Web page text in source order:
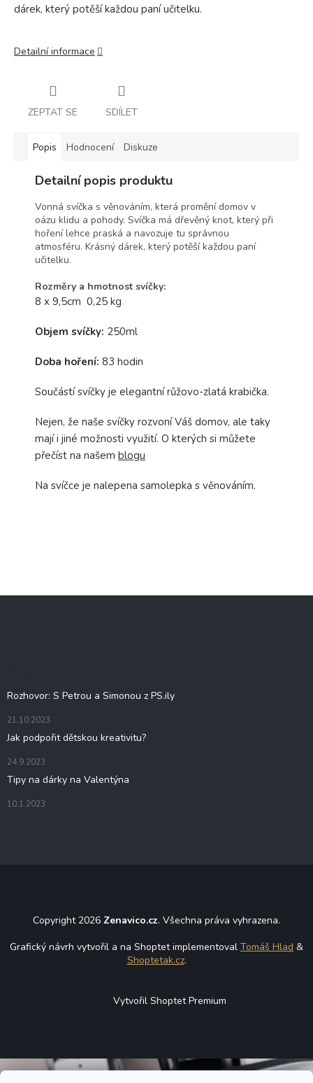
dárek, který potěší každou paní učitelku.
Detailní informace
ZEPTAT SE SDÍLET
Popis Hodnocení Diskuze
Detailní popis produktu
Vonná svíčka s věnováním, která promění domov v
oázu klidu a pohody. Svíčka má dřevěný knot, který při
hoření lehce praská a navozuje tu správnou
atmosféru. Krásný dárek, který potěší každou paní
učitelku.
Rozměry a hmotnost svíčky:
8 x 9,5cm 0,25 kg
Objem svíčky: 250ml
Doba hoření: 83 hodin
Součástí svíčky je elegantní růžovo-zlatá krabička.
Nejen, že naše svíčky rozvoní Váš domov, ale taky
mají i jiné možnosti využití. O kterých si můžete
přečíst na našem blogu
Na svíčce je nalepena samolepka s věnováním.
Rozhovor: S Petrou a Simonou z PS.ily
21.10.2023
Jak podpořit dětskou kreativitu?
24.9.2023
Tipy na dárky na Valentýna
10.1.2023
Copyright 2026 Zenavico.cz. Všechna práva vyhrazena.
Grafický návrh vytvořil a na Shoptet implementoval Tomáš Hlad &
Shoptetak.cz.
Vytvořil Shoptet Premium